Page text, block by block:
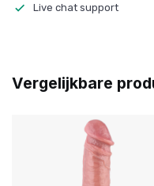
Live chat support
Vergelijkbare